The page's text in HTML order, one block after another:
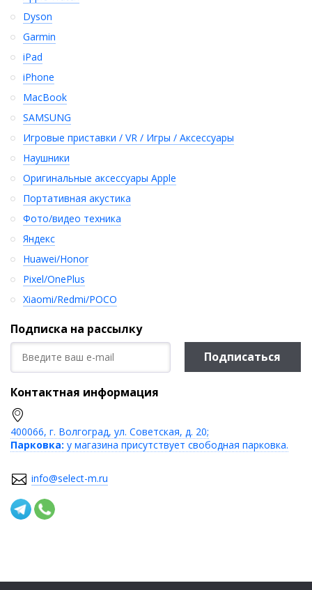
Dyson
Garmin
iPad
iPhone
MacBook
SAMSUNG
Игровые приставки / VR / Игры / Аксессуары
Наушники
Оригинальные аксессуары Apple
Портативная акустика
Фото/видео техника
Яндекс
Huawei/Honor
Pixel/OnePlus
Xiaomi/Redmi/POCO
Подписка на рассылку
Подписаться
Контактная информация
400066, г. Волгоград, ул. Советская, д. 20;
Парковка: у магазина присутствует свободная парковка.
info@select-m.ru